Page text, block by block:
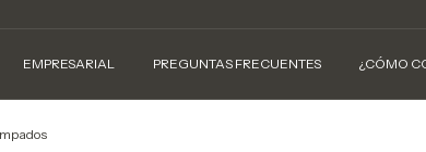
EMPRESARIAL PREGUNTAS FRECUENTES ¿CÓMO